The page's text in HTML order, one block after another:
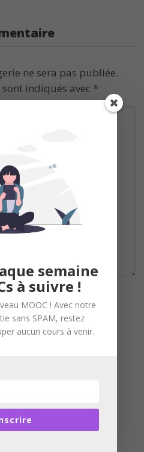
ne sera pas publiée.
indiqués avec *
semaine
à suivre !
MOOC ! Avec notre
sans SPAM, restez
aucun cours à venir.